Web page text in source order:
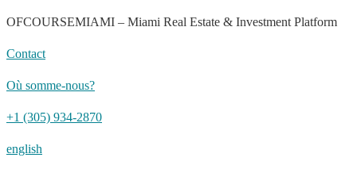
OFCOURSEMIAMI – Miami Real Estate & Investment Platform
Contact
Où somme-nous?
+1 (305) 934-2870
english